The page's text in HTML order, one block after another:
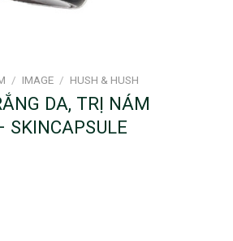
/ IMAGE / HUSH & HUSH
DA, TRỊ NÁM
SKINCAPSULE